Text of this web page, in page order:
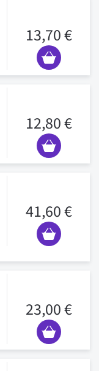
13,70 €
12,80 €
41,60 €
23,00 €